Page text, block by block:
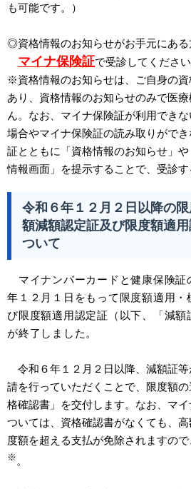
も可能です。）
◎資格情報のお知らせがお手元にある
マイナ保険証で受診してください
※資格情報のお知らせは、ご自身の
あり、資格情報のお知らせのみで医
ん。なお、マイナ保険証が利用でき
場合やマイナ保険証の読み取りがで
証とともに「資格情報のお知らせ」
情報画面」を提示することで、受診す
令和６年１２月２日以降の
額減額認定証及び限度額適
ついて
マイナンバーカードと健康保険証
年１２月１日をもって限度額適用・
び限度額適用認定証（以下、「減
が終了しました。
令和６年１２月２日以降、減額証等
請を行っていただくことで、限度額
格確認書」を交付します。なお、マ
ついては、資格確認書がなくても、
度額を超える支払が免除されますので
※ 。